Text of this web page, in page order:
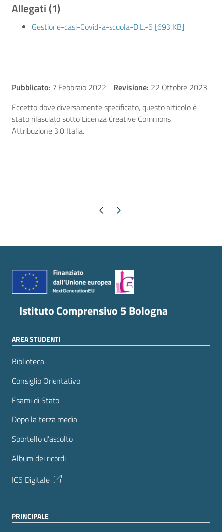
Allegati (1)
Gestione-casi-Covid-a-scuola-D.L.-5 [693 KB]
Pubblicato: 7 Febbraio 2022 - Revisione: 22 Ottobre 2023
Eccetto dove diversamente specificato, questo articolo è
stato rilasciato sotto Licenza Creative Commons
Attribuzione 3.0 Italia.
Pagina precedente
Pagina successiva
Istituto Comprensivo 5 Bologna
AREA STUDENTI
Biblioteca
Consiglio Orientativo
Esami di Stato
Dopo la terza media
Sportello d’ascolto
Album dei ricordi
IC5 Digitale
PRINCIPALE